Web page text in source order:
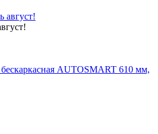
AUTOSMART 610 мм,